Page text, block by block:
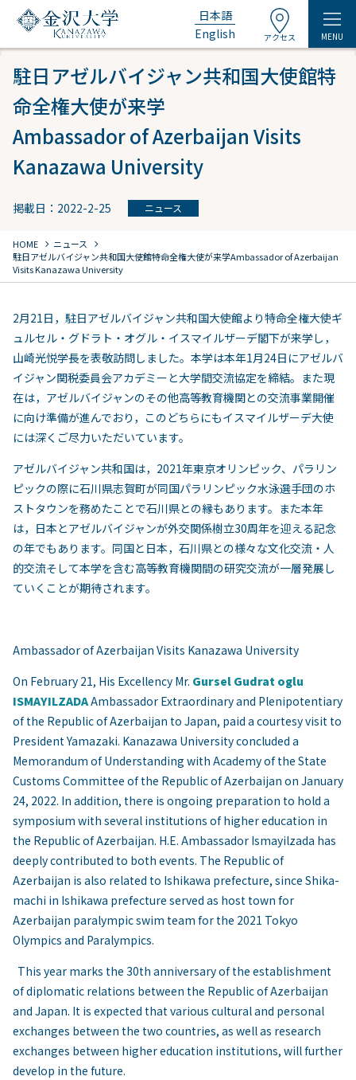
日本語
English
アクセス MENU
駐日アゼルバイジャン共和国大使館特
命全権大使が来学
Ambassador of Azerbaijan Visits
Kanazawa University
掲載日：2022-2-25 ニュース
HOME chevron_right ニュース chevron_right
駐日アゼルバイジャン共和国大使館特命全権大使が来学Ambassador of Azerbaijan
Visits Kanazawa University
2月21日，駐日アゼルバイジャン共和国大使館より特命全権大使ギ
ュルセル・グドラト・オグル・イスマイルザーデ閣下が来学し，
山崎光悦学長を表敬訪問しました。本学は本年1月24日にアゼルバ
イジャン関税委員会アカデミーと大学間交流協定を締結。また現
在は，アゼルバイジャンのその他高等教育機関との交流事業開催
に向け準備が進んでおり，このどちらにもイスマイルザーデ大使
には深くご尽力いただいています。
アゼルバイジャン共和国は，2021年東京オリンピック、パラリン
ピックの際に石川県志賀町が同国パラリンピック水泳選手団のホ
ストタウンを務めたことで石川県との縁もあります。また本年
は，日本とアゼルバイジャンが外交関係樹立30周年を迎える記念
の年でもあります。同国と日本，石川県との様々な文化交流・人
的交流そして本学を含む高等教育機関間の研究交流が一層発展し
ていくことが期待されます。
Ambassador of Azerbaijan Visits Kanazawa University
On February 21, His Excellency Mr. Gursel Gudrat oglu
ISMAYILZADAAmbassador Extraordinary and Plenipotentiary
of the Republic of Azerbaijan to Japan, paid a courtesy visit to
President Yamazaki. Kanazawa University concluded a
Memorandum of Understanding with Academy of the State
Customs Committee of the Republic of Azerbaijan on January
24, 2022. In addition, there is ongoing preparation to hold a
symposium with several institutions of higher education in
the Republic of Azerbaijan. H.E. Ambassador Ismayilzada has
deeply contributed to both events. The Republic of
Azerbaijan is also related to Ishikawa prefecture, since Shika-
machi in Ishikawa prefecture served as host town for
Azerbaijan paralympic swim team for the 2021 Tokyo
Olympics and Paralympics.
This year marks the 30th anniversary of the establishment
of diplomatic relations between the Republic of Azerbaijan
and Japan. It is expected that various cultural and personal
exchanges between the two countries, as well as research
exchanges between higher education institutions, will further
develop in the future.